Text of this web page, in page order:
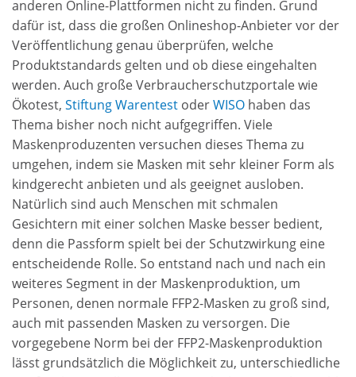
anderen Online-Plattformen nicht zu finden. Grund
dafür ist, dass die großen Onlineshop-Anbieter vor der
Veröffentlichung genau überprüfen, welche
Produktstandards gelten und ob diese eingehalten
werden. Auch große Verbraucherschutzportale wie
Ökotest, Stiftung Warentest oderWISO haben das
Thema bisher noch nicht aufgegriffen. Viele
Maskenproduzenten versuchen dieses Thema zu
umgehen, indem sie Masken mit sehr kleiner Form als
kindgerecht anbieten und als geeignet ausloben.
Natürlich sind auch Menschen mit schmalen
Gesichtern mit einer solchen Maske besser bedient,
denn die Passform spielt bei der Schutzwirkung eine
entscheidende Rolle. So entstand nach und nach ein
weiteres Segment in der Maskenproduktion, um
Personen, denen normale FFP2-Masken zu groß sind,
auch mit passenden Masken zu versorgen. Die
vorgegebene Norm bei der FFP2-Maskenproduktion
lässt grundsätzlich die Möglichkeit zu, unterschiedliche